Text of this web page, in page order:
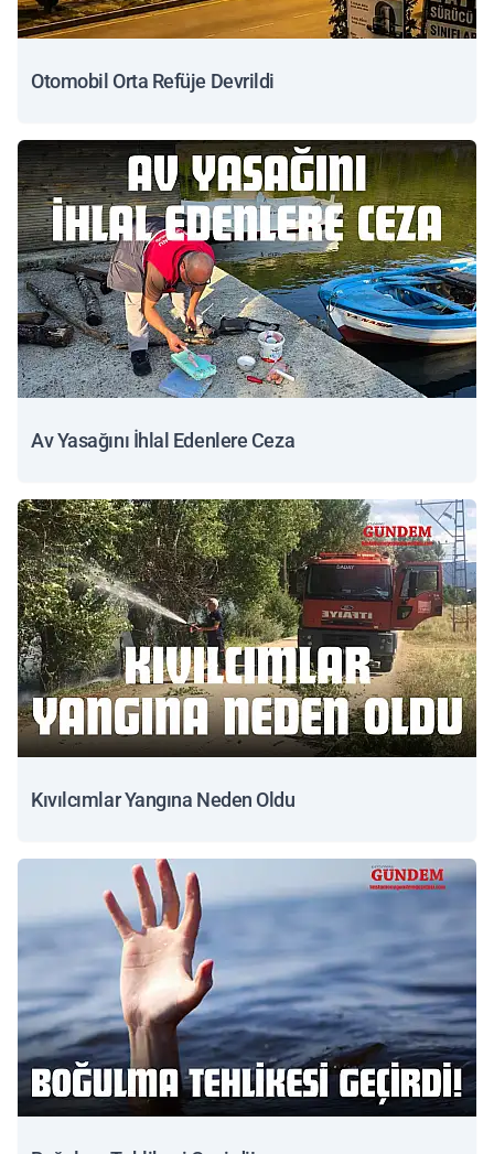
Otomobil Orta Refüje Devrildi
Av Yasağını İhlal Edenlere Ceza
Kıvılcımlar Yangına Neden Oldu